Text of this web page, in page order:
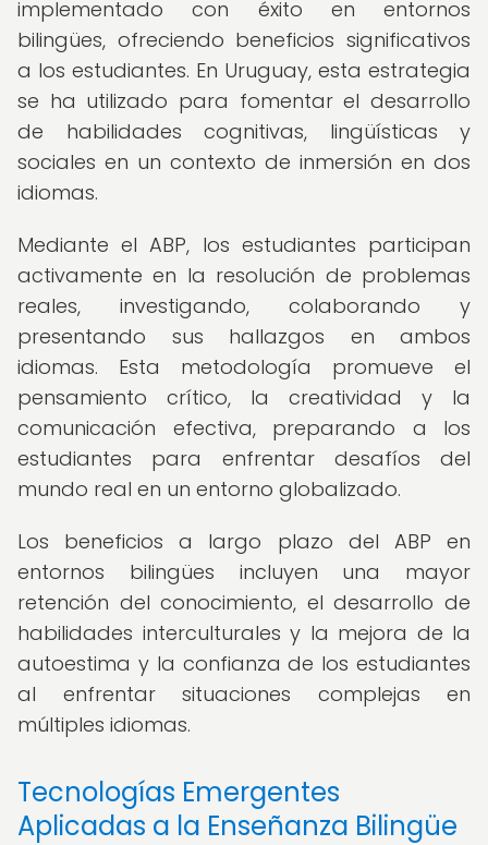
implementado con éxito en entornos
bilingües, ofreciendo beneficios significativos
a los estudiantes. En Uruguay, esta estrategia
se ha utilizado para fomentar el desarrollo
de habilidades cognitivas, lingüísticas y
sociales en un contexto de inmersión en dos
idiomas.
Mediante el ABP, los estudiantes participan
activamente en la resolución de problemas
reales, investigando, colaborando y
presentando sus hallazgos en ambos
idiomas. Esta metodología promueve el
pensamiento crítico, la creatividad y la
comunicación efectiva, preparando a los
estudiantes para enfrentar desafíos del
mundo real en un entorno globalizado.
Los beneficios a largo plazo del ABP en
entornos bilingües incluyen una mayor
retención del conocimiento, el desarrollo de
habilidades interculturales y la mejora de la
autoestima y la confianza de los estudiantes
al enfrentar situaciones complejas en
múltiples idiomas.
Tecnologías Emergentes
Aplicadas a la Enseñanza Bilingüe